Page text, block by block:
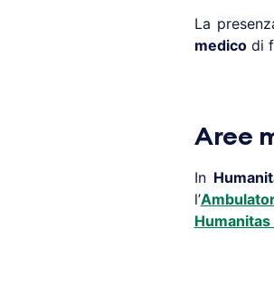
La
medicodi
Aree
In
l’